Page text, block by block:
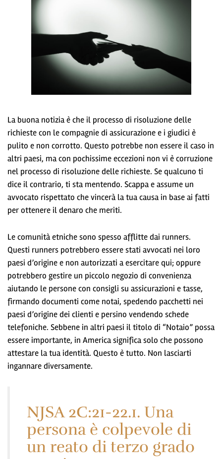
La buona notizia è che il processo di risoluzione delle
richieste con le compagnie di assicurazione e i giudici è
pulito e non corrotto. Questo potrebbe non essere il caso in
altri paesi, ma con pochissime eccezioni non vi è corruzione
nel processo di risoluzione delle richieste. Se qualcuno ti
dice il contrario, ti sta mentendo. Scappa e assume un
avvocato rispettato che vincerà la tua causa in base ai fatti
per ottenere il denaro che meriti.
Le comunità etniche sono spesso afflitte dai runners.
Questi runners potrebbero essere stati avvocati nei loro
paesi d’origine e non autorizzati a esercitare qui; oppure
potrebbero gestire un piccolo negozio di convenienza
aiutando le persone con consigli su assicurazioni e tasse,
firmando documenti come notai, spedendo pacchetti nei
paesi d’origine dei clienti e persino vendendo schede
telefoniche. Sebbene in altri paesi il titolo di “Notaio” possa
essere importante, in America significa solo che possono
attestare la tua identità. Questo è tutto. Non lasciarti
ingannare diversamente.
NJSA 2C:21-22.1. Una
persona è colpevole di
un reato di terzo grado